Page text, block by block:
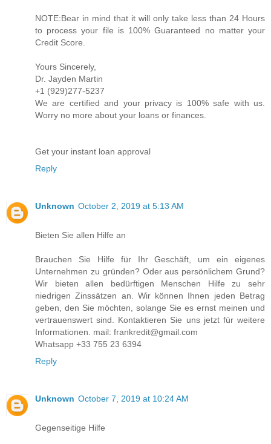
NOTE:Bear in mind that it will only take less than 24 Hours
to process your file is 100% Guaranteed no matter your
Credit Score.
Yours Sincerely,
Dr. Jayden Martin
+1 (929)277-5237
We are certified and your privacy is 100% safe with us.
Worry no more about your loans or finances.
Get your instant loan approval
Reply
Unknown October 2, 2019 at 5:13 AM
Bieten Sie allen Hilfe an
Brauchen Sie Hilfe für Ihr Geschäft, um ein eigenes
Unternehmen zu gründen? Oder aus persönlichem Grund?
Wir bieten allen bedürftigen Menschen Hilfe zu sehr
niedrigen Zinssätzen an. Wir können Ihnen jeden Betrag
geben, den Sie möchten, solange Sie es ernst meinen und
vertrauenswert sind. Kontaktieren Sie uns jetzt für weitere
Informationen. mail: frankredit@gmail.com
Whatsapp +33 755 23 6394
Reply
Unknown October 7, 2019 at 10:24 AM
Gegenseitige Hilfe